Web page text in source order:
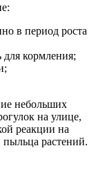
в период роста
кормления;
небольших
на улице,
реакции на
растений.